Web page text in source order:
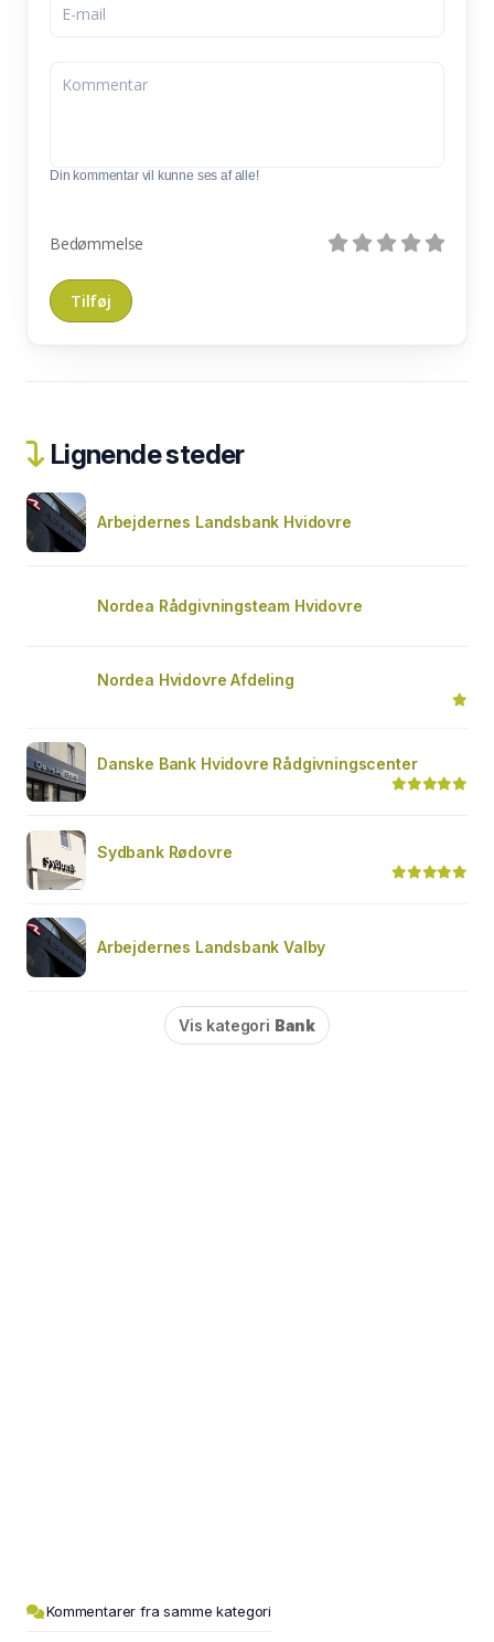
Din kommentar vil kunne ses af alle!
Bedømmelse
Lignende steder
Arbejdernes Landsbank Hvidovre
Nordea Rådgivningsteam Hvidovre
Nordea Hvidovre Afdeling
Danske Bank Hvidovre Rådgivningscenter
Sydbank Rødovre
Arbejdernes Landsbank Valby
Vis kategori Bank
Kommentarer fra samme kategori